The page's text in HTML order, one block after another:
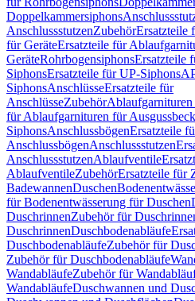
Doppelkammersiphons
AnschlussstutzenZubehörErsatzteile
für GeräteErsatzteile für
GeräteRohrbogensiphonsErsatzteile
SiphonsErsatzteile für UP-Siphons
SiphonsAnschlüsseErsatzteile für
AnschlüsseZubehörAblaufgarnituren
für Ablaufgarnituren für
SiphonsAnschlussbögenErsatzteile
AnschlussbögenAnschlussstutzen
AnschlussstutzenAblaufventile
AblaufventileZubehörErsatzteile für
BadewannenDuschen
für Bodenentwässerung für Duschen
DuschrinnenZubehör für
DuschrinnenDuschbodenabläufe
DuschbodenabläufeZubehör für
Zubehör für Duschbodenabläufe
WandabläufeZubehör für
WandabläufeDuschwannen und